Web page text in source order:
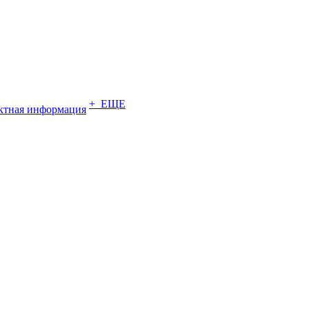
информация + ЕЩЕ